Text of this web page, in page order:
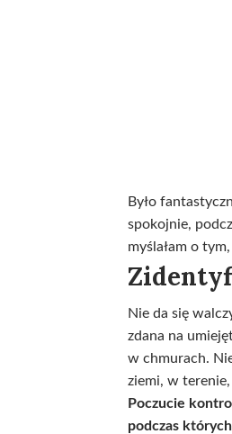
Było
spokojnie,
myślałam o
Nie da się
zdana na
w chmurach.
ziemi, w
Poczucie
podczas